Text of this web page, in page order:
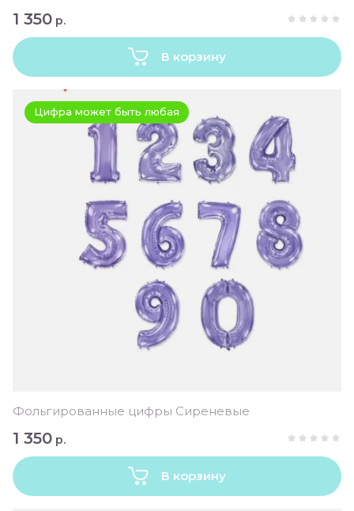
1 350 р.
В корзину
Цифра может быть любая
Фольгированные цифры Сиреневые
1 350 р.
В корзину